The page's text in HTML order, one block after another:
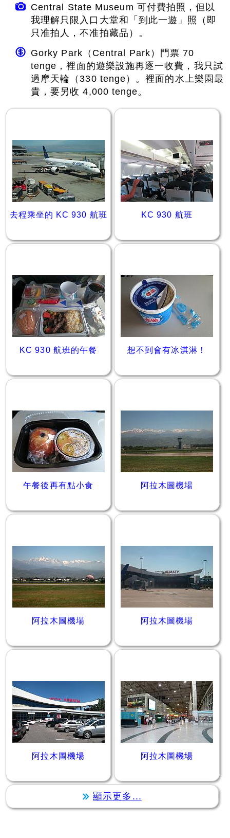
Central State Museum 可付費拍照，但以
我理解只限入口大堂和「到此一遊」照（即
只准拍人，不准拍藏品）。
Gorky Park（Central Park）門票 70
tenge，裡面的遊樂設施再逐一收費，我只試
過摩天輪（330 tenge）。裡面的水上樂園最
貴，要另收 4,000 tenge。
去程乘坐的 KC 930 航班 KC 930 航班
KC 930 航班的午餐 想不到會有冰淇淋！
午餐後再有點小食 阿拉木圖機場
阿拉木圖機場 阿拉木圖機場
阿拉木圖機場 阿拉木圖機場
顯示更多...